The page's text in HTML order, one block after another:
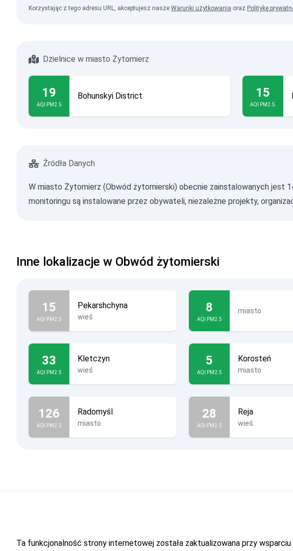
Korzystając z tego adresu URL, akceptujesz nasze Warunki użytkowania oraz Politykę
Dzielnice w miasto Żytomierz
19
AQI PM2.5
Bohunskyi District 15
AQI PM2.5
Źródła Danych
W miasto Żytomierz (Obwód żytomierski) obecnie zainstalowanych jest
monitoringu są instalowane przez obywateli, niezależne projekty,
Inne lokalizacje w Obwód żytomierski
15
AQI PM2.5
Pekarshchyna
wieś
8
AQI PM2.5
miasto
33
AQI PM2.5
Kletczyn
wieś
5
AQI PM2.5
Korosteń
miasto
126
AQI PM2.5
Radomyśl
miasto
28
AQI PM2.5
Reja
wieś
Ta funkcjonalność strony internetowej została zaktualizowana przy